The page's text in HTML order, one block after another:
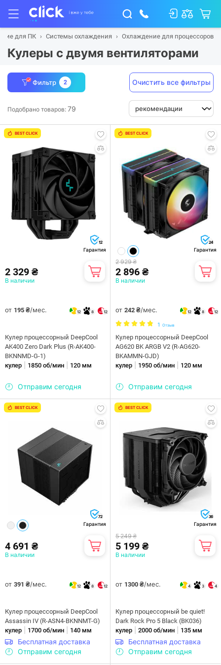
для ПК Системы охлаждения Охлаждение для процессоров
Кулеры с двумя вентиляторами
Фильтр 2 Очистить все фильтры
Подобрано товаров: 79
BEST CLICK
12
Гарантия
2 329 ₴
В наличии
от 195 ₴/мес. 12 8 12
Кулер процессорный DeepCool
AK400 Zero Dark Plus (R-AK400-
BKNNMD-G-1)
кулер
1850 об/мин 120 мм
Отправим сегодня
BEST CLICK
24
Гарантия
2 929 ₴
2 896 ₴
В наличии
от 242 ₴/мес. 12 8 12
1 Отзыв
Кулер процессорный DeepCool
AG620 BK ARGB V2 (R-AG620-
BKAMMN-GJD)
кулер
1950 об/мин 120 мм
Отправим сегодня
BEST CLICK
72
Гарантия
4 691 ₴
В наличии
от 391 ₴/мес. 12 8 12
Кулер процессорный DeepCool
Assassin IV (R-ASN4-BKNNMT-G)
кулер
1700 об/мин 140 мм
Бесплатная доставка
Отправим сегодня
BEST CLICK
36
Гарантия
5 249 ₴
5 199 ₴
В наличии
от 1300 ₴/мес. 4 3 4
Кулер процессорный be quiet!
Dark Rock Pro 5 Black (BK036)
кулер
2000 об/мин 135 мм
Бесплатная доставка
Отправим сегодня